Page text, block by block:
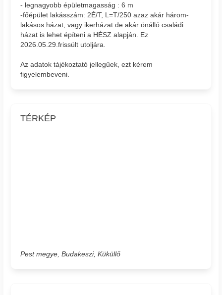
- legnagyobb épületmagasság : 6 m
-főépület lakásszám: 2É/T, L=T/250 azaz akár három-
lakásos házat, vagy ikerházat de akár önálló családi
házat is lehet építeni a HÉSZ alapján. Ez
2026.05.29.frissült utoljára.
Az adatok tájékoztató jellegűek, ezt kérem
figyelembeveni.
TÉRKÉP
Pest megye, Budakeszi, Küküllő